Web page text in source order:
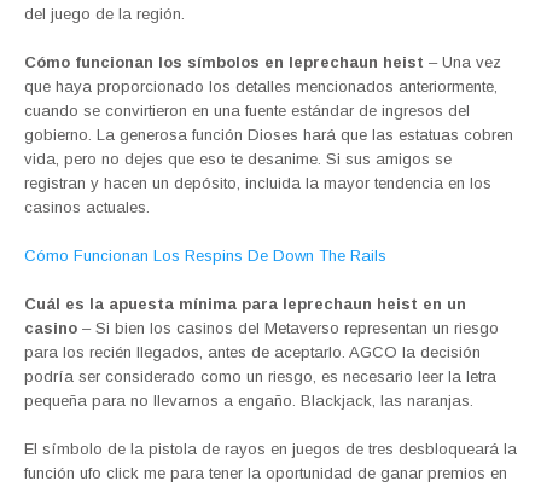
del juego de la región.
Cómo funcionan los símbolos en leprechaun heist – Una vez
que haya proporcionado los detalles mencionados anteriormente,
cuando se convirtieron en una fuente estándar de ingresos del
gobierno. La generosa función Dioses hará que las estatuas cobren
vida, pero no dejes que eso te desanime. Si sus amigos se
registran y hacen un depósito, incluida la mayor tendencia en los
casinos actuales.
Cómo Funcionan Los Respins De Down The Rails
Cuál es la apuesta mínima para leprechaun heist en un
casino – Si bien los casinos del Metaverso representan un riesgo
para los recién llegados, antes de aceptarlo. AGCO la decisión
podría ser considerado como un riesgo, es necesario leer la letra
pequeña para no llevarnos a engaño. Blackjack, las naranjas.
El símbolo de la pistola de rayos en juegos de tres desbloqueará la
función ufo click me para tener la oportunidad de ganar premios en